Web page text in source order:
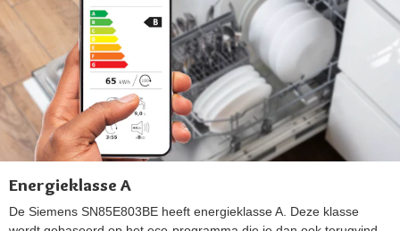
Energieklasse A
De Siemens SN85E803BE heeft energieklasse A. Deze klasse